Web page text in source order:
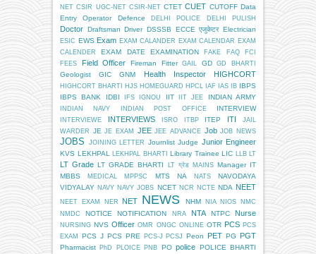
NET CSIR UGC-NET CSIR-NET CTET CUET CUTOFF Data
Entry Operator
Defence DELHI POLICE DELHI PULISH
Doctor Draftsman Driver DSSSB ECCE एजुकेटर Electrician
ESIC EWS Exam EXAM CALANDER EXAM CALENDAR EXAM
CALENDER
EXAM DATE EXAMINATION FAKE FAQ
FCI
FEES
Field Officer Fireman Fitter GAIL GD GD BHARTI
Geologist GIC GNM Health Inspector HIGHCORT
HIGHCORT BHARTI HJS HOMEGUARD HPCL IAF IAS IB
IBPS
IBPS BANK
IDBI IFS IGNOU IIT IIT JEE INDIAN ARMY
INDIAN NAVY INDIAN POST OFFICE INTERVIEW
INTERVIEWE INTERVIEWS ISRO ITBP ITEP ITI
JAIL
WARDER JE JE EXAM JEE JEE ADVANCE Job JOB NEWS
JOBS JOINING LETTER Journlist Judge Junior Engineer
KVS LEKHPAL LEKHPAL BHARTI Library Trainee LIC LLB LT
LT Grade LT GRADE BHARTI LT ग्रेड MAINS
Manager IT
MBBS
MEDICAL MPPSC MTS NA NATS
NAVODAYA
VIDYALAY NAVY NAVY JOBS NCET NCR NCTE NDA NEET
NEET EXAM NER NET NEWS NHM NIA NIOS
NMC
NMDC
NOTICE NOTIFICATION NRA NTA NTPC Nurse
NURSING NVS Officer OMR ONGC ONLINE OTR PCS PCS
EXAM
PCS J PCS PRE PCS-J PCSJ Peon PET PG PGT
Pharmacist PhD PLOICE PNB PO police
POLICE BHARTI